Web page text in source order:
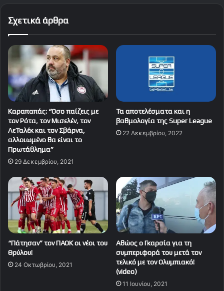
Σχετικά άρθρα
Καραπαπάς: “Όσο παίζεις με
τοv Ρότα, τον Μισελέν, τον
ΛεΤαλέκ και τον Σβάρνα,
αλλοιωμένο θα είναι το
Πρωτάθλημα”
29 Δεκεμβρίου, 2021
Τα αποτελέσματα και η
βαθμολογία της Super League
22 Δεκεμβρίου, 2022
“Πάτησαν” τον ΠΑΟΚ οι νέοι του
Θρύλου!
24 Οκτωβρίου, 2021
Αθώος ο Γκαρσία για τη
συμπεριφορά του μετά τον
τελικό με τον Ολυμπιακό!
(video)
11 Ιουνίου, 2021